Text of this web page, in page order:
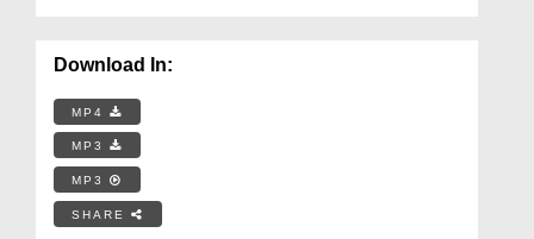
Download In:
MP4
MP3
MP3
SHARE